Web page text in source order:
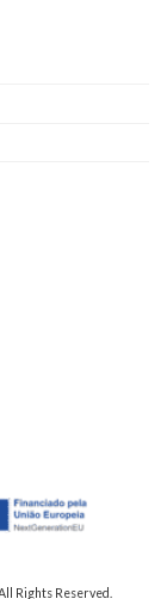
Rights Reserved.